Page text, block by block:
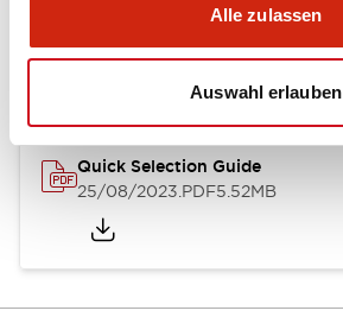
Alle zulassen
Auswahl erlauben
Relay Family Brochure
Quick Selection Guide
25/08/2023.PDF5.52MB